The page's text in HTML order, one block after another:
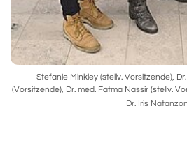
Stefanie Minkley (stellv. Vorsitzende),
(Vorsitzende), Dr. med. Fatma Nassir (stellv.
Dr. Iris Natanzon